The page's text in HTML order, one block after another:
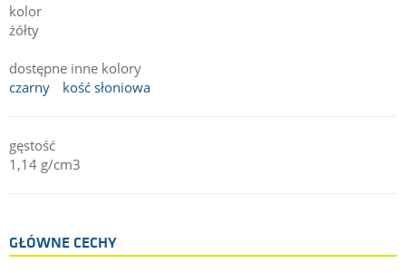
kolor
żółty
dostępne inne kolory
czarny
kość słoniowa
gęstość
1,14 g/cm3
GŁÓWNE CECHY